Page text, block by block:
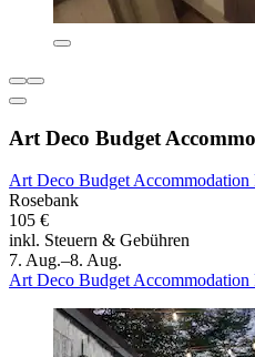
Art Deco Budget
Art Deco Budget Accommodation
Rosebank
105 €
inkl. Steuern & Gebühren
7. Aug.–8. Aug.
Art Deco Budget Accommodation